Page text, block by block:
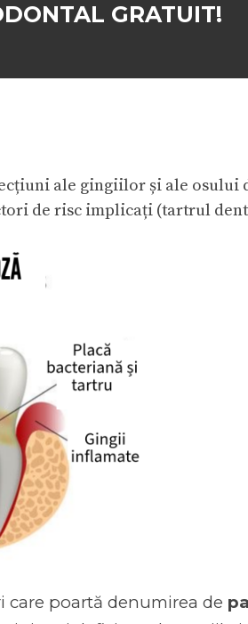
GRATUIT!
ale gingiilor și ale
de risc implicați (tartrul
poartă denumirea de